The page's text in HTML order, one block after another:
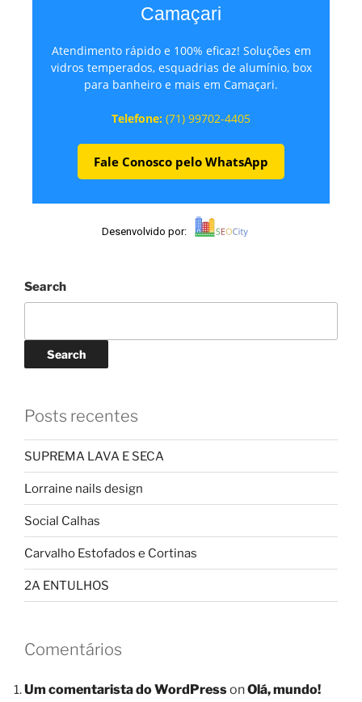
Camaçari
Atendimento rápido e 100% eficaz! Soluções em
vidros temperados, esquadrias de alumínio, box
para banheiro e mais em Camaçari.
Telefone: (71) 99702-4405
Fale Conosco pelo WhatsApp
Desenvolvido por:
Search
Search
Posts recentes
SUPREMA LAVA E SECA
Lorraine nails design
Social Calhas
Carvalho Estofados e Cortinas
2A ENTULHOS
Comentários
Um comentarista do WordPressonOlá, mundo!